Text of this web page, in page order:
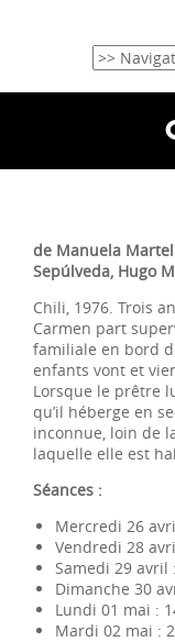
de Manuela
Sepúlveda, Hugo
Chili, 1976. Trois
Carmen part
familiale en bord
enfants vont et
Lorsque le prêtre
qu’il héberge en
inconnue, loin de
laquelle elle est
Séances :
Mercredi 26
Vendredi 28
Samedi 29 avril
Dimanche 30
Lundi 01 mai :
Mardi 02 mai :